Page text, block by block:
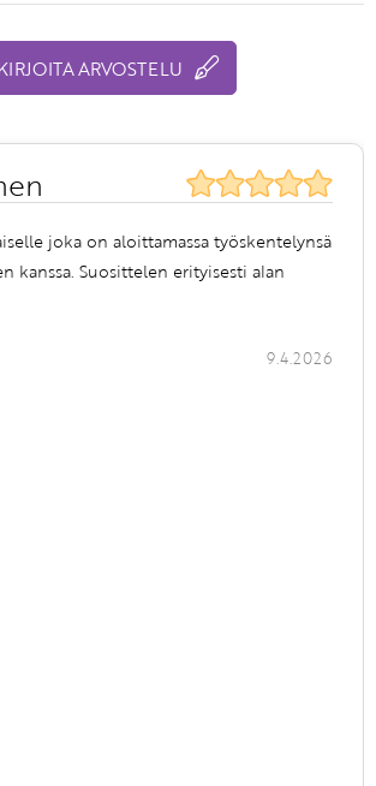
ARVOSTELU
joka on aloittamassa työskentelynsä
kanssa. Suosittelen erityisesti alan
9.4.2026